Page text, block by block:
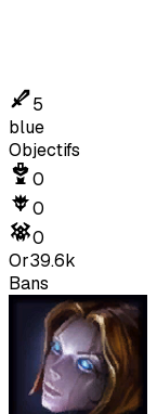
5
blue
Objectifs
0
0
0
Or39.6k
Bans